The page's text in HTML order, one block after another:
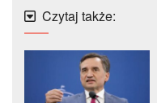
Czytaj także: